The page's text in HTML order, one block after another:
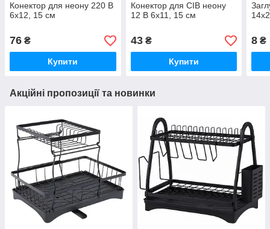
Конектор для неону 220 В
6х12, 15 см
76 ₴
Купити
Конектор для СІВ неону
12 В 6х11, 15 см
43₴
Купити
8 ₴
Акційні пропозиції та новинки